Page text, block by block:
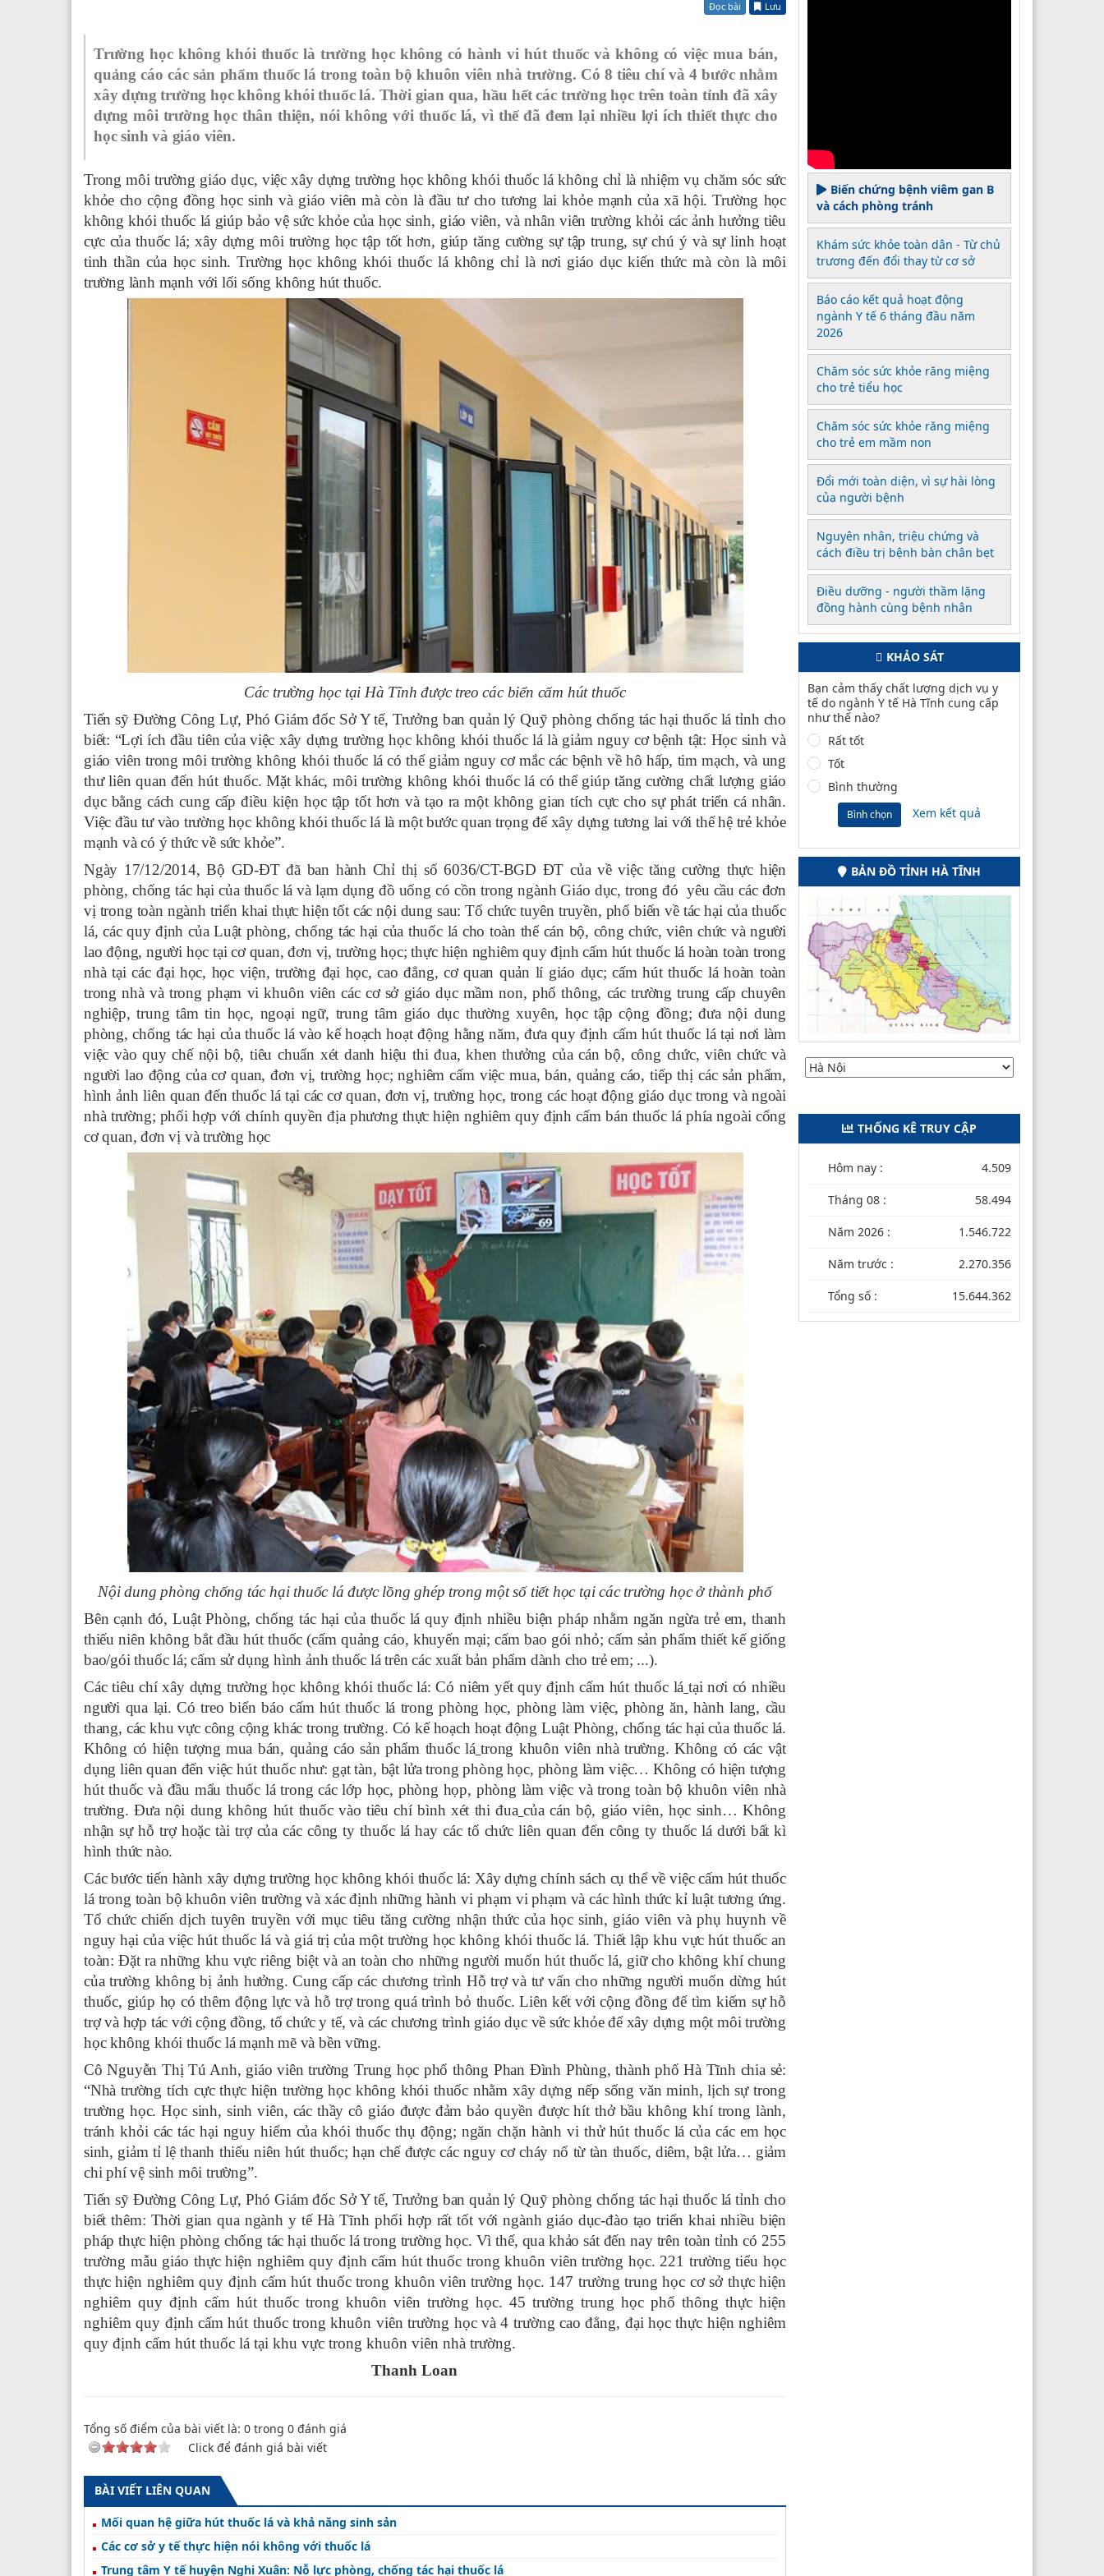
Đọc bài Lưu
Trường học không khói thuốc là trường học không có hành vi hút thuốc và không có việc mua bán,
quảng cáo các sản phẩm thuốc lá trong toàn bộ khuôn viên nhà trường. Có 8 tiêu chí và 4 bước nhằm
xây dựng trường học không khói thuốc lá. Thời gian qua, hầu hết các trường học trên toàn tỉnh đã xây
dựng môi trường học thân thiện, nói không với thuốc lá, vì thế đã đem lại nhiều lợi ích thiết thực cho
học sinh và giáo viên.
Trong môi trường giáo dục, việc xây dựng trường học không khói thuốc lá không chỉ là nhiệm vụ chăm sóc sức
khỏe cho cộng đồng học sinh và giáo viên mà còn là đầu tư cho tương lai khỏe mạnh của xã hội. Trường học
không khói thuốc lá giúp bảo vệ sức khỏe của học sinh, giáo viên, và nhân viên trường khỏi các ảnh hưởng tiêu
cực của thuốc lá; xây dựng môi trường học tập tốt hơn, giúp tăng cường sự tập trung, sự chú ý và sự linh hoạt
tinh thần của học sinh. Trường học không khói thuốc lá không chỉ là nơi giáo dục kiến thức mà còn là môi
trường lành mạnh với lối sống không hút thuốc.
Các trường học tại Hà Tĩnh được treo các biển cấm hút thuốc
Tiến sỹ Đường Công Lự, Phó Giám đốc Sở Y tế, Trưởng ban quản lý Quỹ phòng chống tác hại thuốc lá tỉnh cho
biết: “Lợi ích đầu tiên của việc xây dựng trường học không khói thuốc lá là giảm nguy cơ bệnh tật: Học sinh và
giáo viên trong môi trường không khói thuốc lá có thể giảm nguy cơ mắc các bệnh về hô hấp, tim mạch, và ung
thư liên quan đến hút thuốc. Mặt khác, môi trường không khói thuốc lá có thể giúp tăng cường chất lượng giáo
dục bằng cách cung cấp điều kiện học tập tốt hơn và tạo ra một không gian tích cực cho sự phát triển cá nhân.
Việc đầu tư vào trường học không khói thuốc lá là một bước quan trọng để xây dựng tương lai với thế hệ trẻ khỏe
mạnh và có ý thức về sức khỏe”.
Ngày 17/12/2014, Bộ GD-ĐT đã ban hành Chỉ thị số 6036/CT-BGD ĐT của về việc tăng cường thực hiện
phòng, chống tác hại của thuốc lá và lạm dụng đồ uống có cồn trong ngành Giáo dục, trong đó yêu cầu các đơn
vị trong toàn ngành triển khai thực hiện tốt các nội dung sau: Tổ chức tuyên truyền, phổ biến về tác hại của thuốc
lá, các quy định của Luật phòng, chống tác hại của thuốc lá cho toàn thể cán bộ, công chức, viên chức và người
lao động, người học tại cơ quan, đơn vị, trường học; thực hiện nghiêm quy định cấm hút thuốc lá hoàn toàn trong
nhà tại các đại học, học viện, trường đại học, cao đẳng, cơ quan quản lí giáo dục; cấm hút thuốc lá hoàn toàn
trong nhà và trong phạm vi khuôn viên các cơ sở giáo dục mầm non, phổ thông, các trường trung cấp chuyên
nghiệp, trung tâm tin học, ngoại ngữ, trung tâm giáo dục thường xuyên, học tập cộng đồng;đưa nội dung
phòng, chống tác hại của thuốc lá vào kế hoạch hoạt động hằng năm, đưa quy định cấm hút thuốc lá tại nơi làm
việc vào quy chế nội bộ, tiêu chuẩn xét danh hiệu thi đua, khen thưởng của cán bộ, công chức, viên chức và
người lao động của cơ quan, đơn vị, trường học; nghiêm cấm việc mua, bán, quảng cáo, tiếp thị các sản phẩm,
hình ảnh liên quan đến thuốc lá tại các cơ quan, đơn vị, trường học, trong các hoạt động giáo dục trong và ngoài
nhà trường; phối hợp với chính quyền địa phương thực hiện nghiêm quy định cấm bán thuốc lá phía ngoài cổng
cơ quan, đơn vị và trường học
Nội dung phòng chống tác hại thuốc lá được lồng ghép trong một số tiết học tại các trường học ở thành phố
Bên cạnh đó, Luật Phòng, chống tác hại của thuốc lá quy định nhiều biện pháp nhằm ngăn ngừa trẻ em, thanh
thiếu niên không bắt đầu hút thuốc (cấm quảng cáo, khuyến mại; cấm bao gói nhỏ; cấm sản phẩm thiết kế giống
bao/gói thuốc lá; cấm sử dụng hình ảnh thuốc lá trên các xuất bản phẩm dành cho trẻ em; ...).
Các tiêu chí xây dựng trường học không khói thuốc lá:Có niêm yết quy định cấm hút thuốc lá tại nơi có nhiều
người qua lại. Có treo biển báo cấm hút thuốc lá trong phòng học, phòng làm việc, phòng ăn, hành lang, cầu
thang, các khu vực công cộng khác trong trường. Có kế hoạch hoạt động Luật Phòng, chống tác hại của thuốc lá.
Không có hiện tượng mua bán, quảng cáo sản phẩm thuốc lá trong khuôn viên nhà trường. Không có các vật
dụng liên quan đến việc hút thuốc như: gạt tàn, bật lửa trong phòng học, phòng làm việc… Không có hiện tượng
hút thuốc và đầu mẩu thuốc lá trong các lớp học, phòng họp, phòng làm việc và trong toàn bộ khuôn viên nhà
trường. Đưa nội dung không hút thuốc vào tiêu chí bình xét thi đua của cán bộ, giáo viên, học sinh… Không
nhận sự hỗ trợ hoặc tài trợ của các công ty thuốc lá hay các tổ chức liên quan đến công ty thuốc lá dưới bất kì
hình thức nào.
Các bước tiến hành xây dựng trường học không khói thuốc lá: Xây dựng chính sách cụ thể về việc cấm hút thuốc
lá trong toàn bộ khuôn viên trường và xác định những hành vi phạm vi phạm và các hình thức kỉ luật tương ứng.
Tổ chức chiến dịch tuyên truyền với mục tiêu tăng cường nhận thức của học sinh, giáo viên và phụ huynh về
nguy hại của việc hút thuốc lá và giá trị của một trường học không khói thuốc lá. Thiết lập khu vực hút thuốc an
toàn: Đặt ra những khu vực riêng biệt và an toàn cho những người muốn hút thuốc lá, giữ cho không khí chung
của trường không bị ảnh hưởng. Cung cấp các chương trình Hỗ trợ và tư vấn cho những người muốn dừng hút
thuốc, giúp họ có thêm động lực và hỗ trợ trong quá trình bỏ thuốc. Liên kết với cộng đồng để tìm kiếm sự hỗ
trợ và hợp tác với cộng đồng, tổ chức y tế, và các chương trình giáo dục về sức khỏe để xây dựng một môi trường
học không khói thuốc lá mạnh mẽ và bền vững.
Cô Nguyễn Thị Tú Anh, giáo viên trường Trung học phổ thông Phan Đình Phùng, thành phố Hà Tĩnh chia sẻ:
“Nhà trường tích cực thực hiện trường học không khói thuốc nhằm xây dựng nếp sống văn minh, lịch sự trong
trường học. Học sinh, sinh viên, các thầy cô giáo được đảm bảo quyền được hít thở bầu không khí trong lành,
tránh khỏi các tác hại nguy hiểm của khói thuốc thụ động; ngăn chặn hành vi thử hút thuốc lá của các em học
sinh, giảm tỉ lệ thanh thiếu niên hút thuốc; hạn chế được các nguy cơ cháy nổ từ tàn thuốc, diêm, bật lửa… giảm
chi phí vệ sinh môi trường”.
Tiến sỹ Đường Công Lự, Phó Giám đốc Sở Y tế, Trưởng ban quản lý Quỹ phòng chống tác hại thuốc lá tỉnh cho
biết thêm: Thời gian qua ngành y tế Hà Tĩnh phối hợp rất tốt với ngành giáo dục-đào tạo triển khai nhiều biện
pháp thực hiện phòng chống tác hại thuốc lá trong trường học. Vì thế, qua khảo sát đến nay trên toàn tỉnh có 255
trường mẫu giáo thực hiện nghiêm quy định cấm hút thuốc trong khuôn viên trường học. 221 trường tiểu học
thực hiện nghiêm quy định cấm hút thuốc trong khuôn viên trường học. 147 trường trung học cơ sở thực hiện
nghiêm quy định cấm hút thuốc trong khuôn viên trường học. 45 trường trung học phổ thông thực hiện
nghiêm quy định cấm hút thuốc trong khuôn viên trường học và 4 trường cao đẳng, đại học thực hiện nghiêm
quy định cấm hút thuốc lá tại khu vực trong khuôn viên nhà trường.
Thanh Loan
Tổng số điểm của bài viết là: 0 trong 0 đánh giá
Click để đánh giá bài viết
BÀI VIẾT LIÊN QUAN
Mối quan hệ giữa hút thuốc lá và khả năng sinh sản
Các cơ sở y tế thực hiện nói không với thuốc lá
Trung tâm Y tế huyện Nghi Xuân: Nỗ lực phòng, chống tác hại thuốc lá
Biến chứng bệnh viêm gan B
và cách phòng tránh
Khám sức khỏe toàn dân - Từ chủ
trương đến đổi thay từ cơ sở
Báo cáo kết quả hoạt động
ngành Y tế 6 tháng đầu năm
2026
Chăm sóc sức khỏe răng miệng
cho trẻ tiểu học
Chăm sóc sức khỏe răng miệng
cho trẻ em mầm non
Đổi mới toàn diện, vì sự hài lòng
của người bệnh
Nguyên nhân, triệu chứng và
cách điều trị bệnh bàn chân bẹt
Điều dưỡng - người thầm lặng
đồng hành cùng bệnh nhân
KHẢO SÁT
Bạn cảm thấy chất lượng dịch vụ y
tế do ngành Y tế Hà Tĩnh cung cấp
như thế nào?
Rất tốt
Tốt
Bình thường
Bình chọn Xem kết quả
BẢN ĐỒ TỈNH HÀ TĨNH
THỐNG KÊ TRUY CẬP
Hôm nay : 4.509
Tháng 08 : 58.494
Năm 2026 : 1.546.722
Năm trước : 2.270.356
Tổng số : 15.644.362